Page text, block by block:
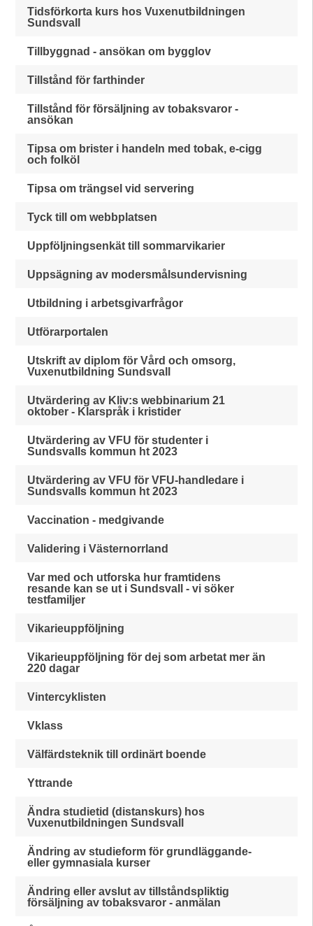
Tidsförkorta kurs hos Vuxenutbildningen
Sundsvall
Tillbyggnad - ansökan om bygglov
Tillstånd för farthinder
Tillstånd för försäljning av tobaksvaror -
ansökan
Tipsa om brister i handeln med tobak, e-cigg
och folköl
Tipsa om trängsel vid servering
Tyck till om webbplatsen
Uppföljningsenkät till sommarvikarier
Uppsägning av modersmålsundervisning
Utbildning i arbetsgivarfrågor
Utförarportalen
Utskrift av diplom för Vård och omsorg,
Vuxenutbildning Sundsvall
Utvärdering av Kliv:s webbinarium 21
oktober - Klarspråk i kristider
Utvärdering av VFU för studenter i
Sundsvalls kommun ht 2023
Utvärdering av VFU för VFU-handledare i
Sundsvalls kommun ht 2023
Vaccination - medgivande
Validering i Västernorrland
Var med och utforska hur framtidens
resande kan se ut i Sundsvall - vi söker
testfamiljer
Vikarieuppföljning
Vikarieuppföljning för dej som arbetat mer än
220 dagar
Vintercyklisten
Vklass
Välfärdsteknik till ordinärt boende
Yttrande
Ändra studietid (distanskurs) hos
Vuxenutbildningen Sundsvall
Ändring av studieform för grundläggande-
eller gymnasiala kurser
Ändring eller avslut av tillståndspliktig
försäljning av tobaksvaror - anmälan